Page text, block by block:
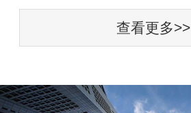
查看更多>>